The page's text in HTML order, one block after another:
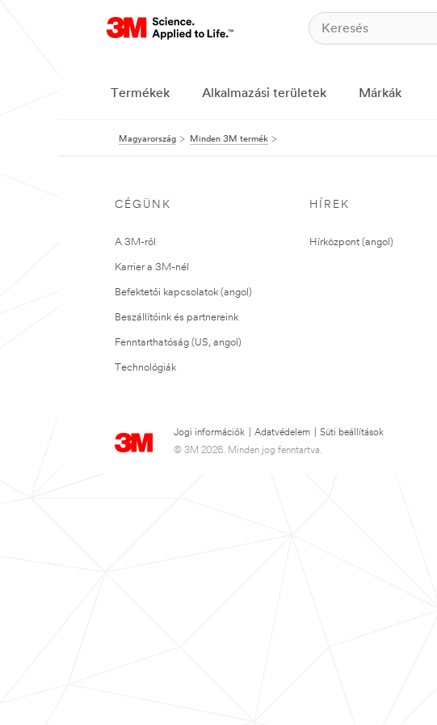
Termékek Alkalmazási területek Márkák
Magyarország Minden 3M termék
CÉGÜNK
A 3M-ről
Karrier a 3M-nél
Befektetői kapcsolatok (angol)
Beszállítóink és partnereink
Fenntarthatóság (US, angol)
Technológiák
HÍREK
Hírközpont (angol)
Jogi információk Adatvédelem
Süti beállítások
© 3M 2026. Minden jog fenntartva.